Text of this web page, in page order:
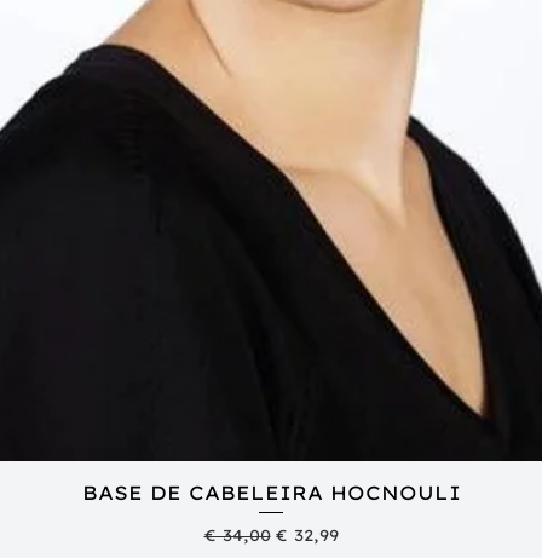
Visualização rápida
BASE DE CABELEIRA HOCNOULI
Preço normal
€ 34,00 Preço promocional
€ 32,99